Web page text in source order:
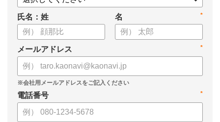
氏名：姓 *
名
*
メールアドレス
*
電話番号